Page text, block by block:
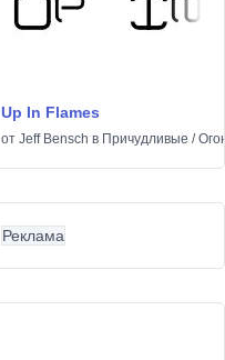
Up In Flames
от Jeff Bensch в Причудливые /
Реклама